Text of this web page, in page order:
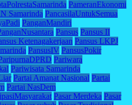
PameranEkonomi
Samarinda PancasilaUntukSemua
PanganMandiri
Pansus Pansus II
Ketenagakerjaan Pansus LKPJ
PansusIV PansusPokir
Pariwara
Pariwisata Samarinda
Partai Amanat Nasional Partai
Partai NasDem
Pasar Merdeka Pasar